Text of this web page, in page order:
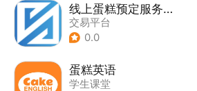
线上蛋糕预定服务软件
交易平台
0.0
蛋糕英语
学生课堂